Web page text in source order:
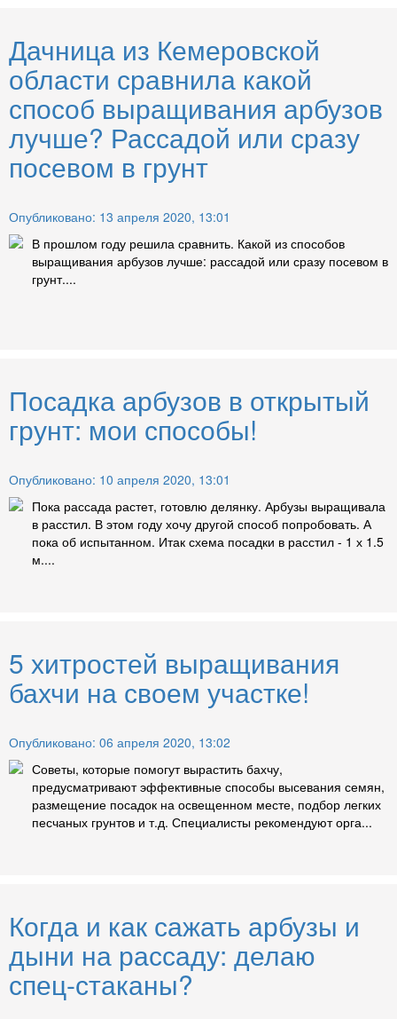
Дачница из Кемеровской
области сравнила какой
способ выращивания арбузов
лучше? Рассадой или сразу
посевом в грунт
Опубликовано: 13 апреля 2020, 13:01
В прошлом году решила сравнить. Какой из способов
выращивания арбузов лучше: рассадой или сразу посевом в
грунт....
Посадка арбузов в открытый
грунт: мои способы!
Опубликовано: 10 апреля 2020, 13:01
Пока рассада растет, готовлю делянку. Арбузы выращивала
в расстил. В этом году хочу другой способ попробовать. А
пока об испытанном. Итак схема посадки в расстил - 1 х 1.5
м....
5 хитростей выращивания
бахчи на своем участке!
Опубликовано: 06 апреля 2020, 13:02
Советы, которые помогут вырастить бахчу,
предусматривают эффективные способы высевания семян,
размещение посадок на освещенном месте, подбор легких
песчаных грунтов и т.д. Специалисты рекомендуют орга...
Когда и как сажать арбузы и
дыни на рассаду: делаю
спец-стаканы?